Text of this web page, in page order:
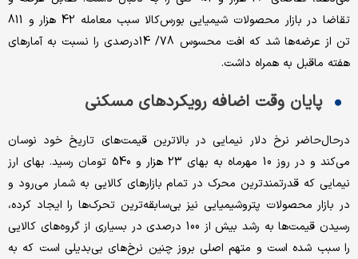
تقاضا در بازار محصولات شیمیایی بورس‌کالا سبب معامله 42 هزار و 811
تن از عرضه‌ها شد که افت محسوس 78/ 14درصدی را نسبت به آمارهای
هفته ماقبل به همراه داشت.
پایان وقت اضافه رویکردهای مسکنی
درحال‌حاضر نرخ دلار نیمایی در بالاترین قیمت‌های تاریخ خود نوسان
می‌کند و در روز 10 مهرماه به بهای 23 هزار و 540 تومان رسید. بهای ارز
نیمایی که قدرتمندترین محرک در تمام بازارهای کالایی به شمار می‌رود و
در بازار محصولات پتروشیمیایی نیز بی‌سابقه‌ترین تحرک‌ها را ایجاد کرده،
رسیدن قیمت‌ها به رشد بیش از 100 درصدی در بسیاری از گروه‌های کالایی
را سبب شده است و متهم اصلی بروز چنین نرخ‌های بی‌بدیلی است که به